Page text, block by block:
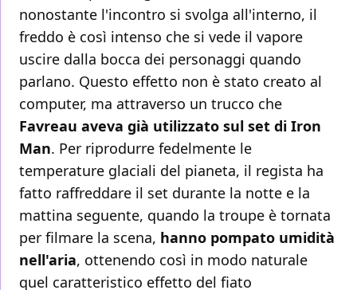
nonostante l'incontro si svolga all'interno, il
freddo è così intenso che si vede il vapore
uscire dalla bocca dei personaggi quando
parlano. Questo effetto non è stato creato al
computer, ma attraverso un trucco che
Favreau aveva già utilizzato sul set di Iron
Man. Per riprodurre fedelmente le
temperature glaciali del pianeta, il regista ha
fatto raffreddare il set durante la notte e la
mattina seguente, quando la troupe è tornata
per filmare la scena, hanno pompato umidità
nell'aria, ottenendo così in modo naturale
quel caratteristico effetto del fiato